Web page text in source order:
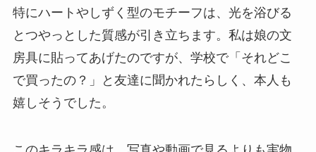
特にハートやしずく型のモチーフは、光を浴びる
とつやっとした質感が引き立ちます。私は娘の文
房具に貼ってあげたのですが、学校で「それどこ
で買ったの？」と友達に聞かれたらしく、本人も
嬉しそうでした。